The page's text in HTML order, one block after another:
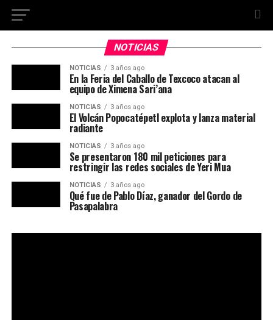
NOTICIAS
NOTICIAS 3 años ago
En la Feria del Caballo de Texcoco atacan al
equipo de Ximena Sari’ana
NOTICIAS 3 años ago
El Volcán Popocatépetl explota y lanza material
radiante
NOTICIAS 3 años ago
Se presentaron 180 mil peticiones para
restringir las redes sociales de Yeri Mua
NOTICIAS 3 años ago
Qué fue de Pablo Díaz, ganador del Gordo de
Pasapalabra